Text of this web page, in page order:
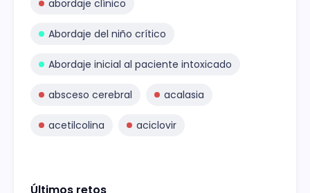
abordaje clínico
Abordaje del niño crítico
Abordaje inicial al paciente intoxicado
absceso cerebral acalasia
acetilcolina aciclovir
Últimos retos